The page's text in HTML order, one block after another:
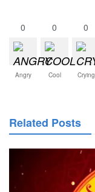
0
Angry
0
Cool
0
Crying
Related Posts